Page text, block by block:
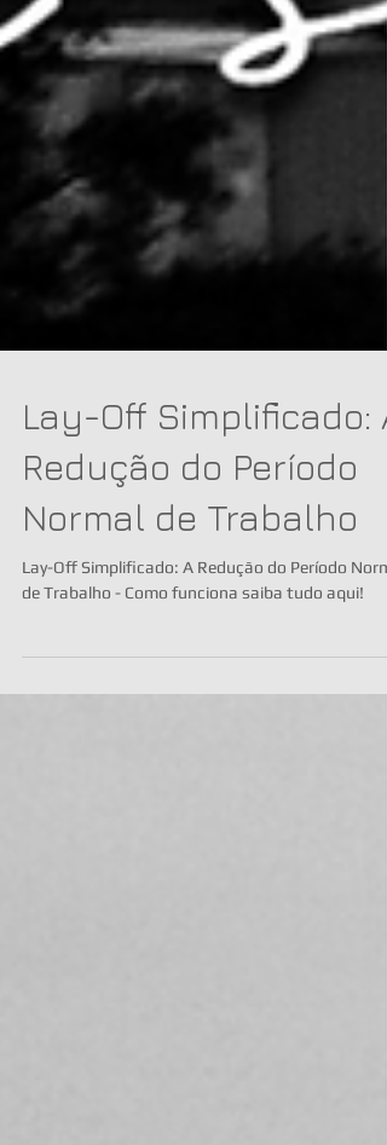
Lay-Off Simplificado: A
Redução do Período
Normal de Trabalho
Lay-Off Simplificado: A Redução do Período